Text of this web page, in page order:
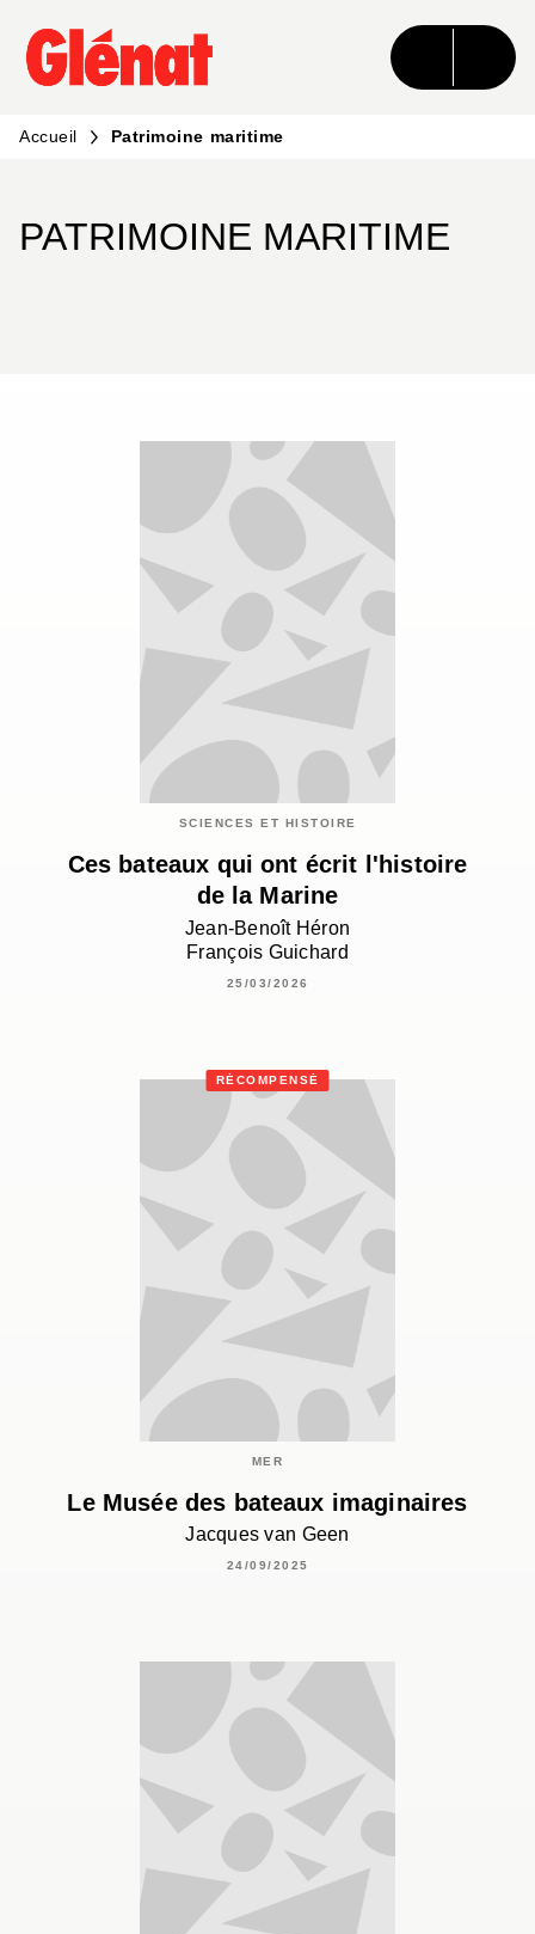
MENU RECHERCHE CONTENU
PIED DE PAGE
Accueil Patrimoine maritime
PATRIMOINE MARITIME
SCIENCES ET HISTOIRE
Ces bateaux qui ont écrit l'histoire
de la Marine
Jean-Benoît Héron
François Guichard
25/03/2026
RÉCOMPENSÉ
MER
Le Musée des bateaux imaginaires
Jacques van Geen
24/09/2025